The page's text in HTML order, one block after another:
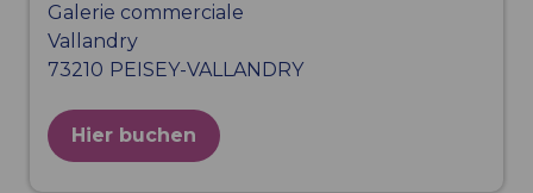
Galerie commerciale
Vallandry
73210 PEISEY-VALLANDRY
Hier buchen